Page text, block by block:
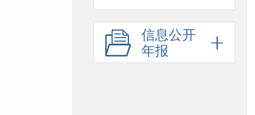
信息公开
年报